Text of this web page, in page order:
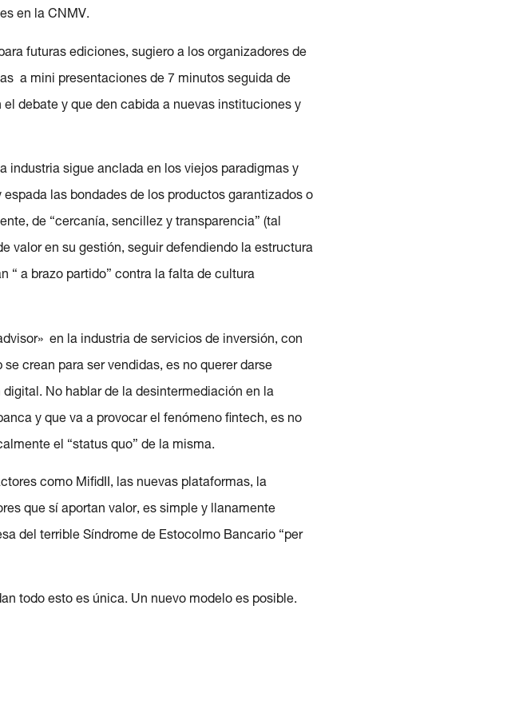
en la CNMV.
futuras ediciones, sugiero a los organizadores de
a mini presentaciones de 7 minutos seguida de
debate y que den cabida a nuevas instituciones y
industria sigue anclada en los viejos paradigmas y
las bondades de los productos garantizados o
de “cercanía, sencillez y transparencia” (tal
valor en su gestión, seguir defendiendo la estructura
“ a brazo partido” contra la falta de cultura
en la industria de servicios de inversión, con
crean para ser vendidas, es no querer darse
No hablar de la desintermediación en la
y que va a provocar el fenómeno fintech, es no
el “status quo” de la misma.
como MifidII, las nuevas plataformas, la
que sí aportan valor, es simple y llanamente
del terrible Síndrome de Estocolmo Bancario “per
todo esto es única. Un nuevo modelo es posible.